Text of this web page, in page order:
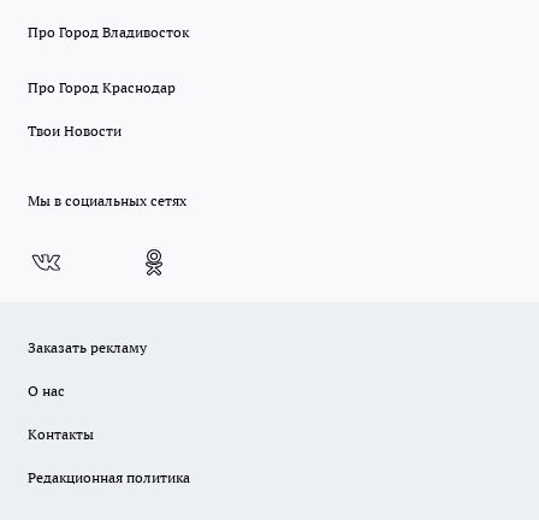
Про Город Владивосток
Про Город Краснодар
Твои Новости
Мы в социальных сетях
Заказать рекламу
О нас
Контакты
Редакционная политика